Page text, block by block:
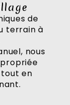
de
terrain à
nous
en